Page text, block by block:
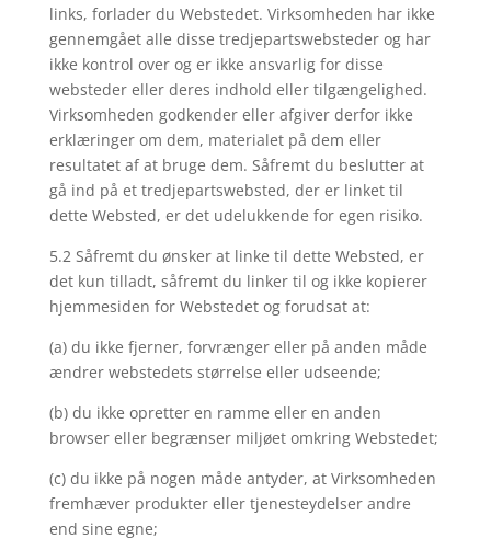
links, forlader du Webstedet. Virksomheden har ikke
gennemgået alle disse tredjepartswebsteder og har
ikke kontrol over og er ikke ansvarlig for disse
websteder eller deres indhold eller tilgængelighed.
Virksomheden godkender eller afgiver derfor ikke
erklæringer om dem, materialet på dem eller
resultatet af at bruge dem. Såfremt du beslutter at
gå ind på et tredjepartswebsted, der er linket til
dette Websted, er det udelukkende for egen risiko.
5.2 Såfremt du ønsker at linke til dette Websted, er
det kun tilladt, såfremt du linker til og ikke kopierer
hjemmesiden for Webstedet og forudsat at:
(a) du ikke fjerner, forvrænger eller på anden måde
ændrer webstedets størrelse eller udseende;
(b) du ikke opretter en ramme eller en anden
browser eller begrænser miljøet omkring Webstedet;
(c) du ikke på nogen måde antyder, at Virksomheden
fremhæver produkter eller tjenesteydelser andre
end sine egne;